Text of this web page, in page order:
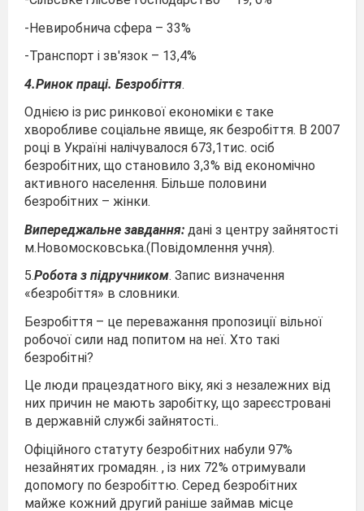
-Невиробнича сфера – 33%
-Транспорт і зв'язок – 13,4%
4.Ринок праці. Безробіття.
Однією із рис ринкової економіки є таке
хворобливе соціальне явище, як безробіття. В 2007
році в Україні налічувалося 673,1тис. осіб
безробітних, що становило 3,3% від економічно
активного населення. Більше половини
безробітних – жінки.
Випереджальне завдання: дані з центру зайнятості
м.Новомосковська.(Повідомлення учня).
5.Робота з підручником. Запис визначення
«безробіття» в словники.
Безробіття – це переважання пропозиції вільної
робочої сили над попитом на неї. Хто такі
безробітні?
Це люди працездатного віку, які з незалежних від
них причин не мають заробітку, що зареєстровані
в державній службі зайнятості..
Офіційного статуту безробітних набули 97%
незайнятих громадян. , із них 72% отримували
допомогу по безробіттю. Серед безробітних
майже кожний другий раніше займав місце